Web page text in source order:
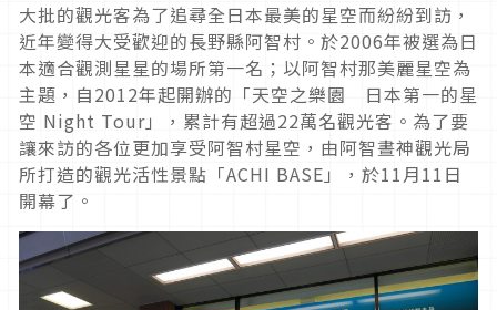
大批的觀光客為了追尋全日本最美的星空而紛紛到訪，
近年變得大受歡迎的長野縣阿智村。於2006年被選為日
本適合觀測星星的場所第一名；以阿智村那美麗星空為
主題，自2012年起開辦的「天空之樂園 日本第一的星
空 Night Tour」，累計有超過22萬名觀光客。為了要
讓來訪的各位更加享受阿智村星空，由阿智晝神觀光局
所打造的觀光活性景點「ACHI BASE」，於11月11日
開幕了。